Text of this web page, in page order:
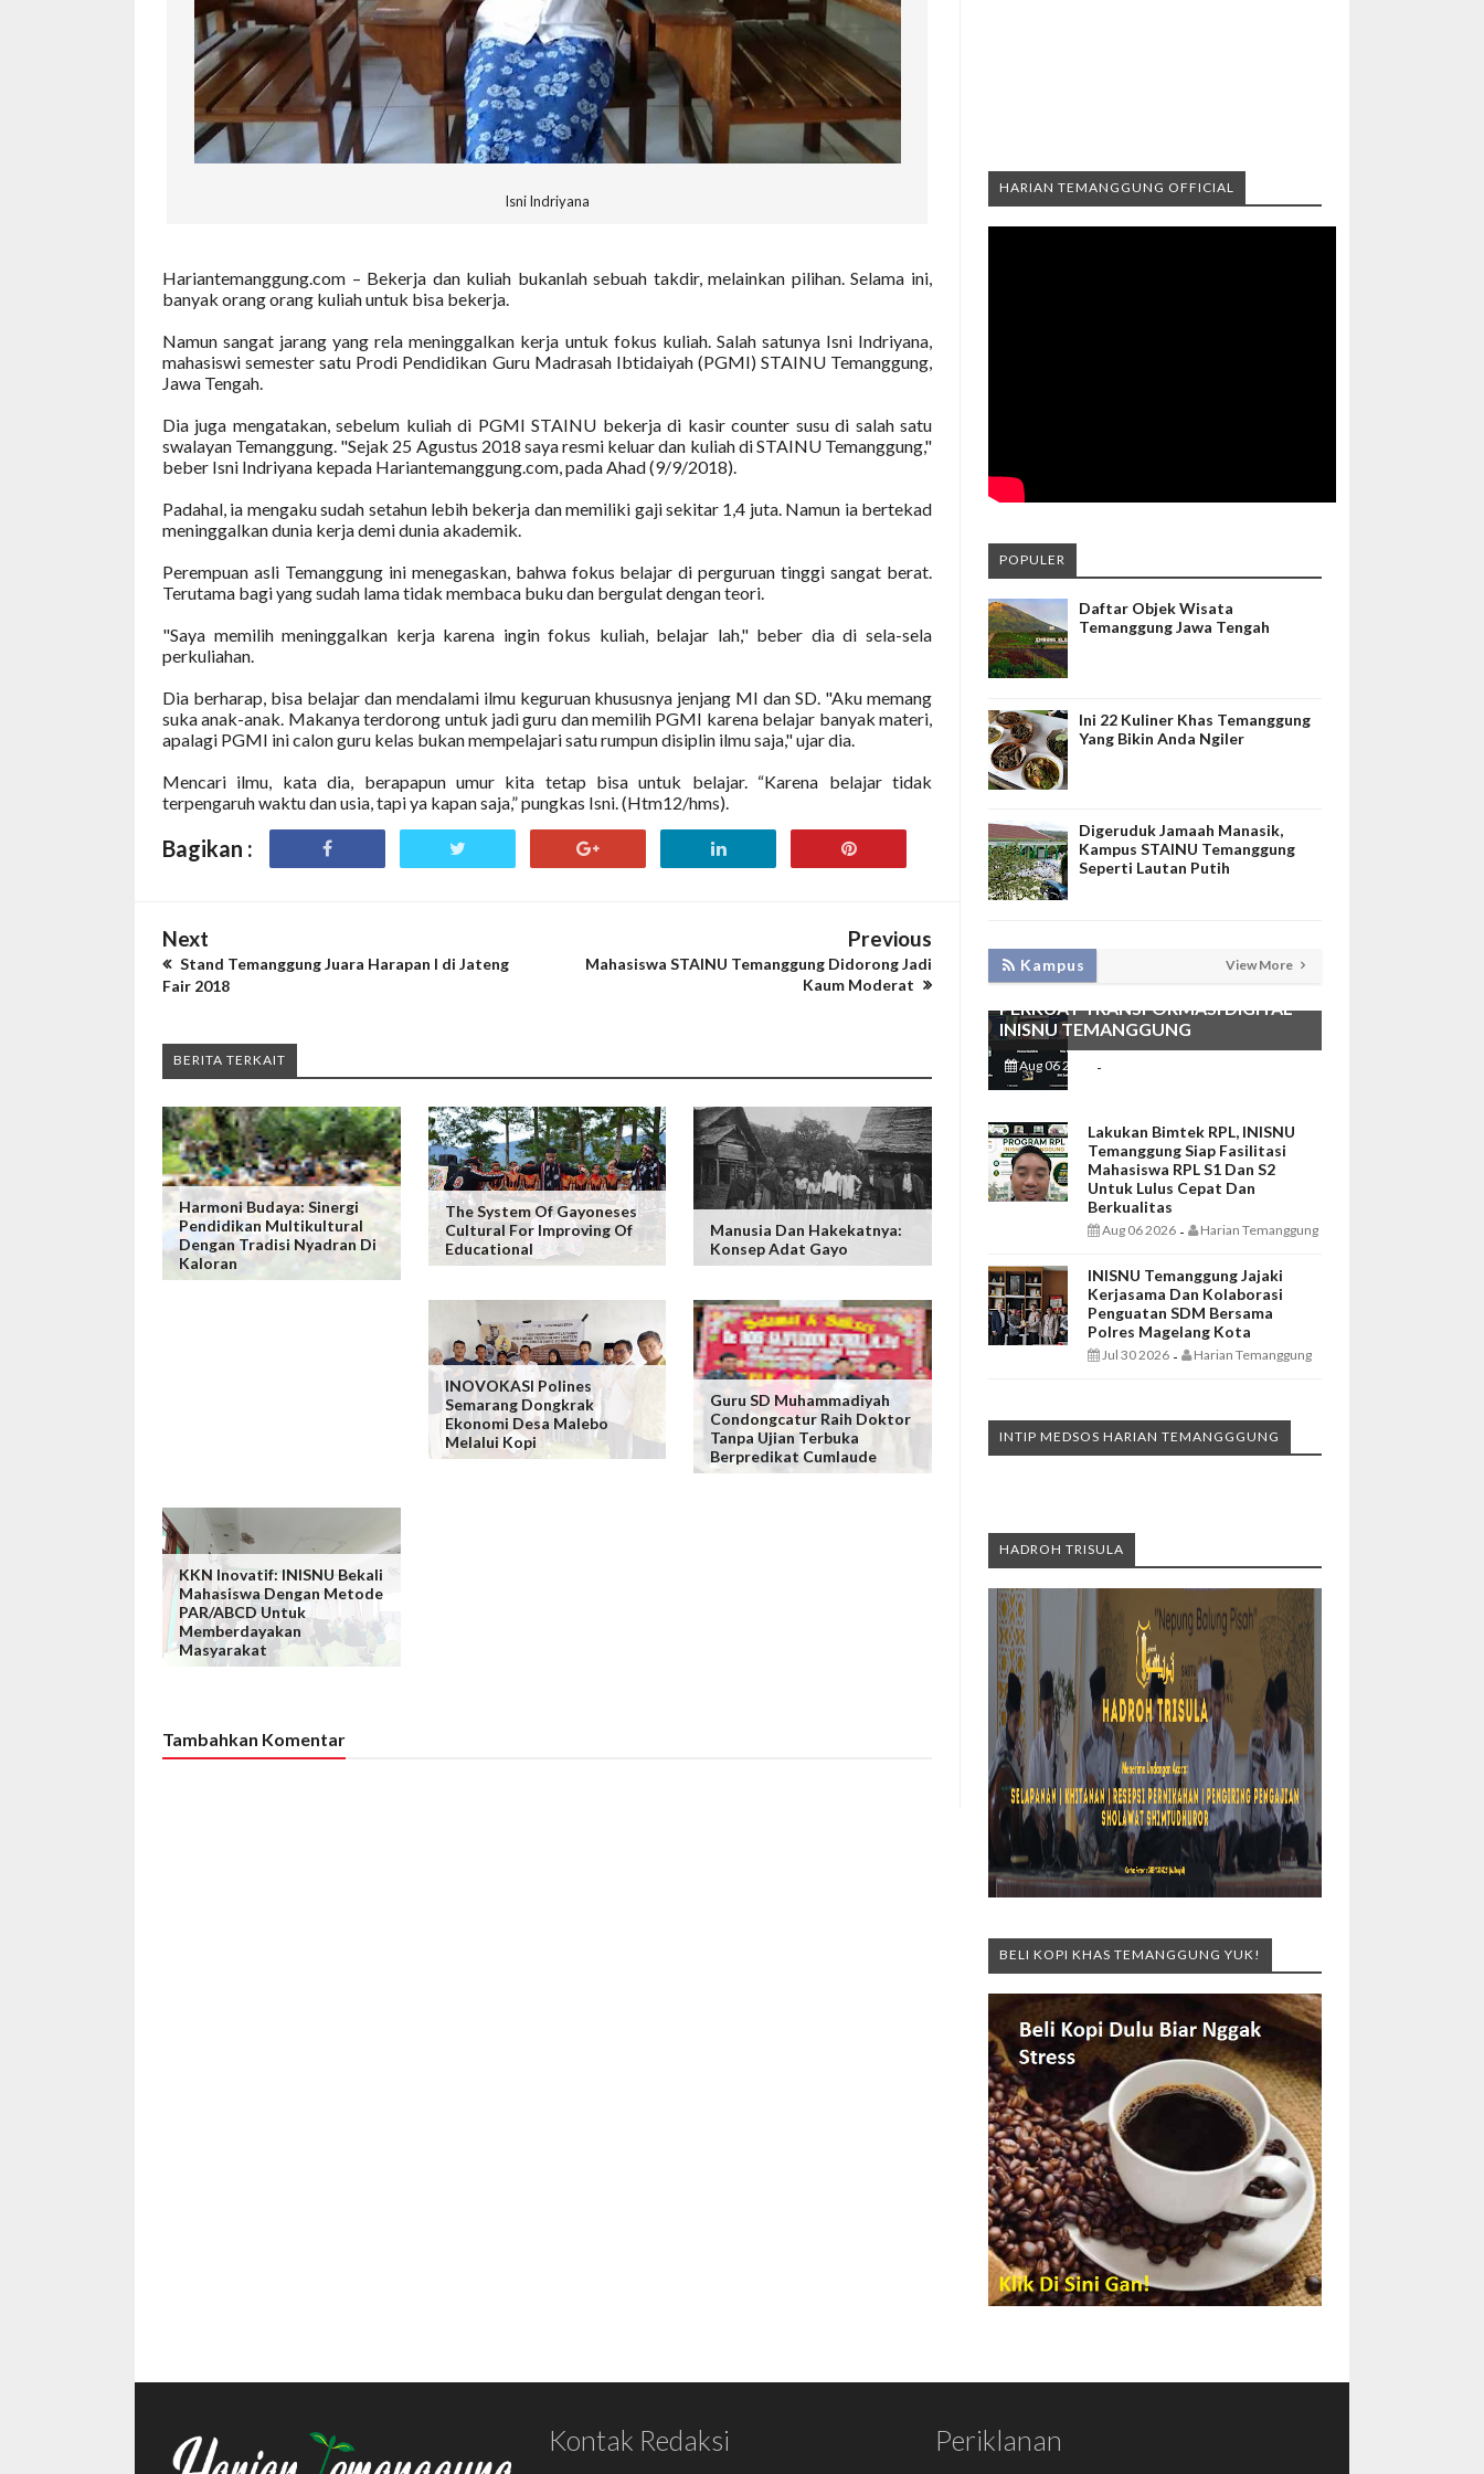
Isni Indriyana
Hariantemanggung.com – Bekerja dan kuliah bukanlah sebuah takdir, melainkan pilihan. Selama ini,
banyak orang orang kuliah untuk bisa bekerja.
Namun sangat jarang yang rela meninggalkan kerja untuk fokus kuliah. Salah satunya Isni Indriyana,
mahasiswi semester satu Prodi Pendidikan Guru Madrasah Ibtidaiyah (PGMI) STAINU Temanggung,
Jawa Tengah.
Dia juga mengatakan, sebelum kuliah di PGMI STAINU bekerja di kasir counter susu di salah satu
swalayan Temanggung. "Sejak 25 Agustus 2018 saya resmi keluar dan kuliah di STAINU Temanggung,"
beber Isni Indriyana kepada Hariantemanggung.com, pada Ahad (9/9/2018).
Padahal, ia mengaku sudah setahun lebih bekerja dan memiliki gaji sekitar 1,4 juta. Namun ia bertekad
meninggalkan dunia kerja demi dunia akademik.
Perempuan asli Temanggung ini menegaskan, bahwa fokus belajar di perguruan tinggi sangat berat.
Terutama bagi yang sudah lama tidak membaca buku dan bergulat dengan teori.
"Saya memilih meninggalkan kerja karena ingin fokus kuliah, belajar lah," beber dia di sela-sela
perkuliahan.
Dia berharap, bisa belajar dan mendalami ilmu keguruan khususnya jenjang MI dan SD. "Aku memang
suka anak-anak. Makanya terdorong untuk jadi guru dan memilih PGMI karena belajar banyak materi,
apalagi PGMI ini calon guru kelas bukan mempelajari satu rumpun disiplin ilmu saja," ujar dia.
Mencari ilmu, kata dia, berapapun umur kita tetap bisa untuk belajar. “Karena belajar tidak
terpengaruh waktu dan usia, tapi ya kapan saja,” pungkas Isni. (Htm12/hms).
Bagikan :
Next
Stand Temanggung Juara Harapan I di Jateng
Fair 2018
Previous
Mahasiswa STAINU Temanggung Didorong Jadi
Kaum Moderat
BERITA TERKAIT
Harmoni Budaya: Sinergi
Pendidikan Multikultural
Dengan Tradisi Nyadran Di
Kaloran
The System Of Gayoneses
Cultural For Improving Of
Educational
Manusia Dan Hakekatnya:
Konsep Adat Gayo
INOVOKASI Polines
Semarang Dongkrak
Ekonomi Desa Malebo
Melalui Kopi
Guru SD Muhammadiyah
Condongcatur Raih Doktor
Tanpa Ujian Terbuka
Berpredikat Cumlaude
KKN Inovatif: INISNU Bekali
Mahasiswa Dengan Metode
PAR/ABCD Untuk
Memberdayakan
Masyarakat
Tambahkan Komentar
HARIAN TEMANGGUNG OFFICIAL
POPULER
Daftar Objek Wisata
Temanggung Jawa Tengah
Ini 22 Kuliner Khas Temanggung
Yang Bikin Anda Ngiler
Digeruduk Jamaah Manasik,
Kampus STAINU Temanggung
Seperti Lautan Putih
Kampus View More
KEMBANGKAN SIM LAYANAN,
HADIRKAN TIM SEVIMA UNTUK
PERKUAT TRANSFORMASI DIGITAL
INISNU TEMANGGUNG
Aug 06 2026 -
Lakukan Bimtek RPL, INISNU
Temanggung Siap Fasilitasi
Mahasiswa RPL S1 Dan S2
Untuk Lulus Cepat Dan
Berkualitas
Aug 06 2026 - Harian Temanggung
INISNU Temanggung Jajaki
Kerjasama Dan Kolaborasi
Penguatan SDM Bersama
Polres Magelang Kota
Jul 30 2026 - Harian Temanggung
INTIP MEDSOS HARIAN TEMANGGGUNG
HADROH TRISULA
BELI KOPI KHAS TEMANGGUNG YUK!
Kontak Redaksi Periklanan